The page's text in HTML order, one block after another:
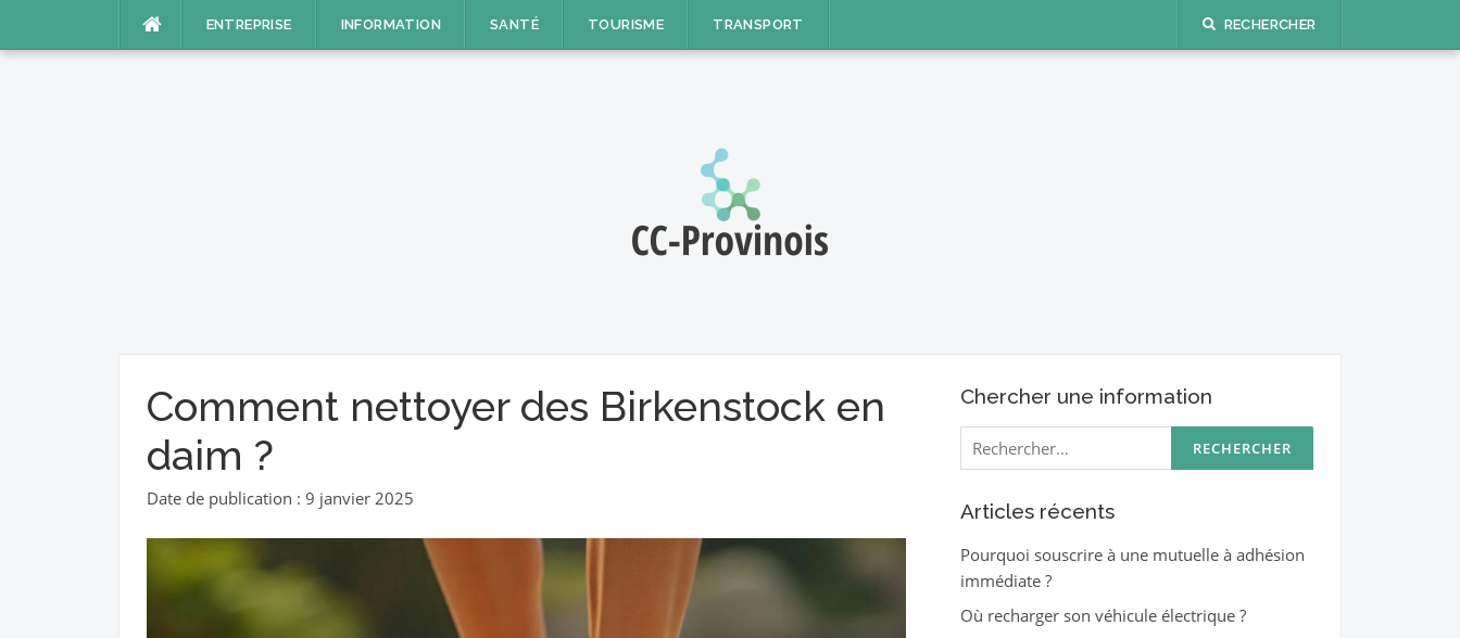
ENTREPRISE INFORMATION SANTÉ TOURISME TRANSPORT RECHERCHER
Comment nettoyer des Birkenstock en
daim ?
Date de publication : 9 janvier 2025
Chercher une information
Rechercher :
Articles récents
Pourquoi souscrire à une mutuelle à adhésion
immédiate ?
Où recharger son véhicule électrique ?